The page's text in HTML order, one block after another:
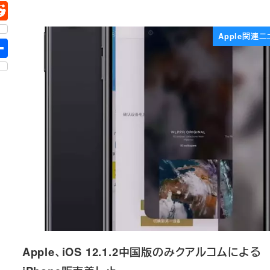
Apple関連ニ
Apple、iOS 12.1.2中国版のみクアルコムによる